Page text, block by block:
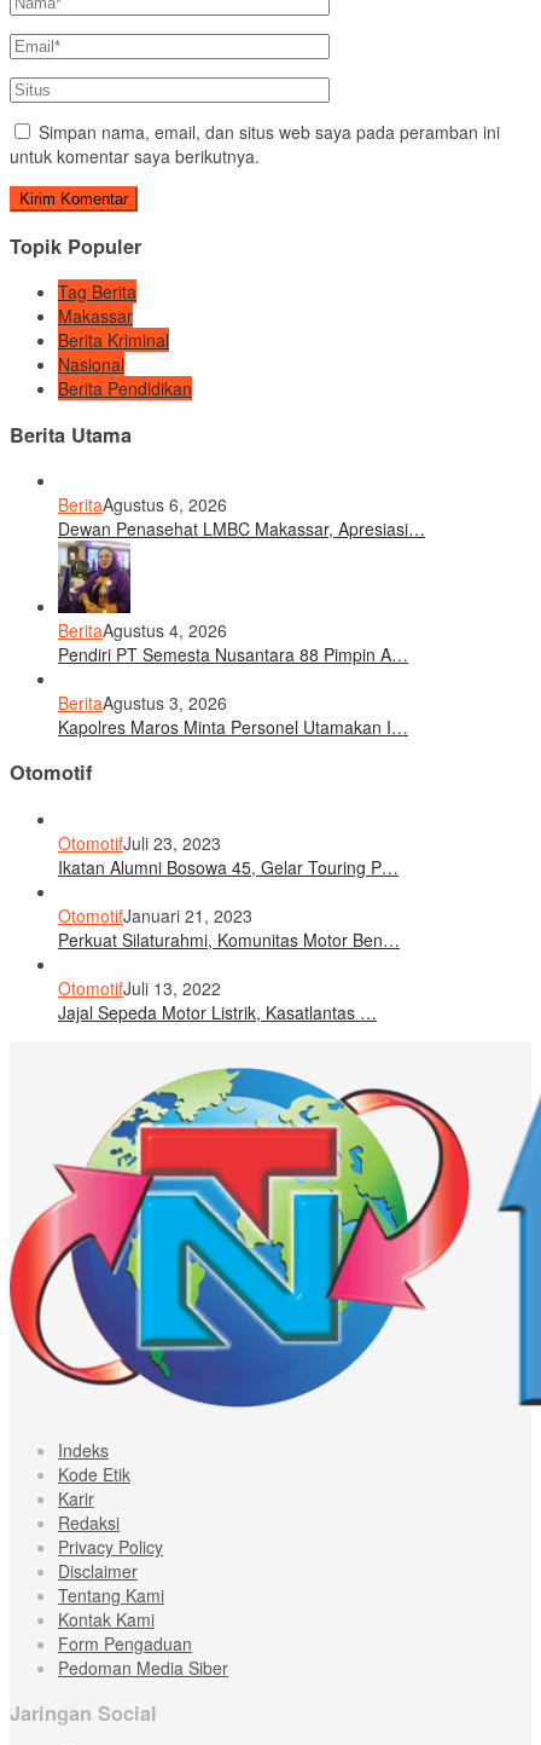
Simpan nama, email, dan situs web saya pada peramban ini
untuk komentar saya berikutnya.
Topik Populer
Tag Berita
Makassar
Berita Kriminal
Nasional
Berita Pendidikan
Berita Utama
BeritaAgustus 6, 2026
Dewan Penasehat LMBC Makassar, Apresiasi…
BeritaAgustus 4, 2026
Pendiri PT Semesta Nusantara 88 Pimpin A…
BeritaAgustus 3, 2026
Kapolres Maros Minta Personel Utamakan I…
Otomotif
OtomotifJuli 23, 2023
Ikatan Alumni Bosowa 45, Gelar Touring P…
OtomotifJanuari 21, 2023
Perkuat Silaturahmi, Komunitas Motor Ben…
OtomotifJuli 13, 2022
Jajal Sepeda Motor Listrik, Kasatlantas …
Indeks
Kode Etik
Karir
Redaksi
Privacy Policy
Disclaimer
Tentang Kami
Kontak Kami
Form Pengaduan
Pedoman Media Siber
Jaringan Social